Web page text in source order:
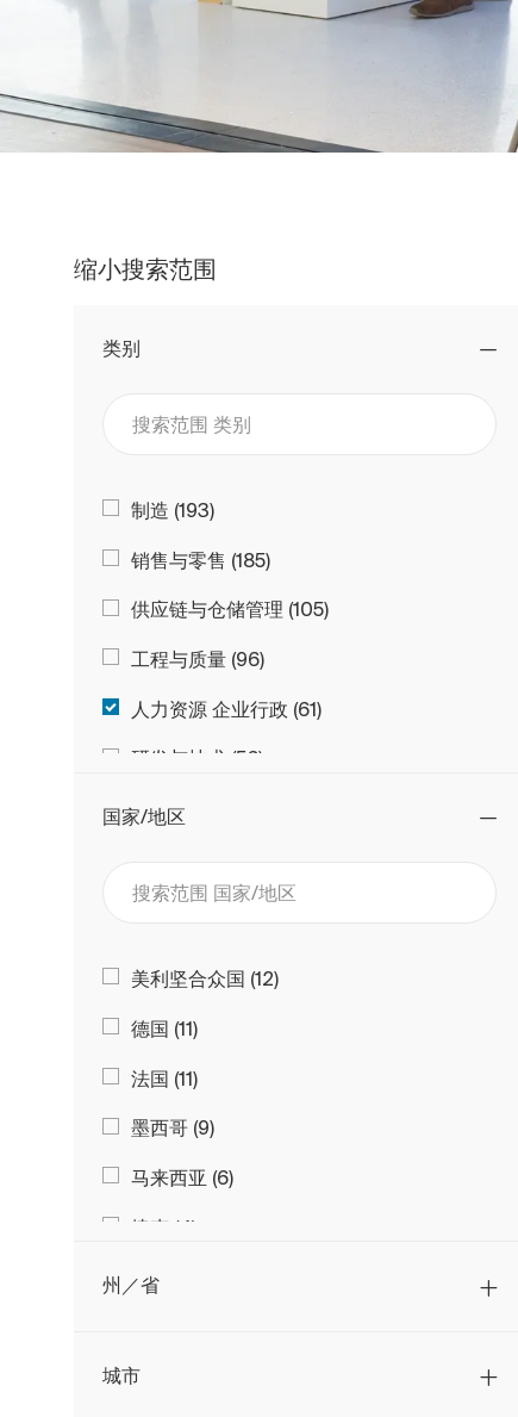
缩小搜索范围
类别
搜索范围 类别
类别 制造 (193)工作
销售与零售 (185)工作
供应链与仓储管理 (105)工作
工程与质量 (96)工作
人力资源 企业行政 (61)工作
研发与技术 (56)
数字与 IT
会计与财务 (27)
营销 (15)工作
国家/地区
搜索范围 国家/地区
国家/地区美利坚合众国 (12)工作
德国 (11)工作
法国 (11)工作
墨西哥 (9)工作
马来西亚 (6)工作
捷克 (4)
波兰
英国
州／省
城市